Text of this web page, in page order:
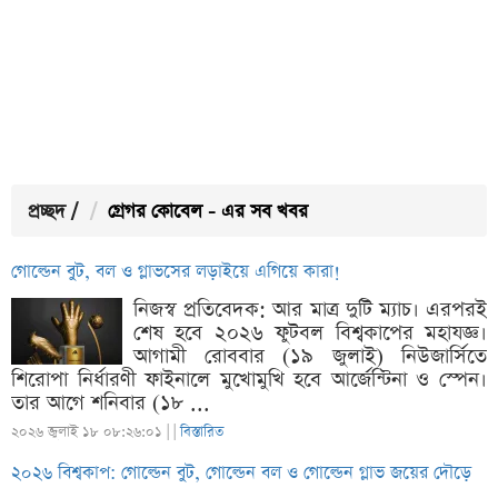
প্রচ্ছদ / গ্রেগর কোবেল - এর সব খবর
গোল্ডেন বুট, বল ও গ্লাভসের লড়াইয়ে এগিয়ে কারা!
নিজস্ব প্রতিবেদক: আর মাত্র দুটি ম্যাচ। এরপরই
শেষ হবে ২০২৬ ফুটবল বিশ্বকাপের মহাযজ্ঞ।
আগামী রোববার (১৯ জুলাই) নিউজার্সিতে
শিরোপা নির্ধারণী ফাইনালে মুখোমুখি হবে আর্জেন্টিনা ও স্পেন।
তার আগে শনিবার (১৮ ...
২০২৬ জুলাই ১৮ ০৮:২৬:০১ | |বিস্তারিত
২০২৬ বিশ্বকাপ: গোল্ডেন বুট, গোল্ডেন বল ও গোল্ডেন গ্লাভ জয়ের দৌড়ে